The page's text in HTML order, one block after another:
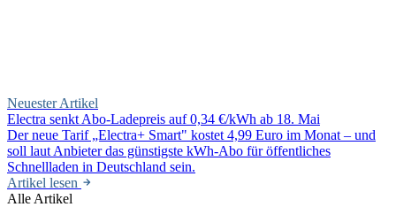
Neuester Artikel
Electra senkt Abo-Ladepreis auf 0,34 €/kWh ab 18. Mai
Der neue Tarif „Electra+ Smart" kostet 4,99 Euro im Monat – und
soll laut Anbieter das günstigste kWh-Abo für öffentliches
Schnellladen in Deutschland sein.
Artikel lesen
Alle Artikel